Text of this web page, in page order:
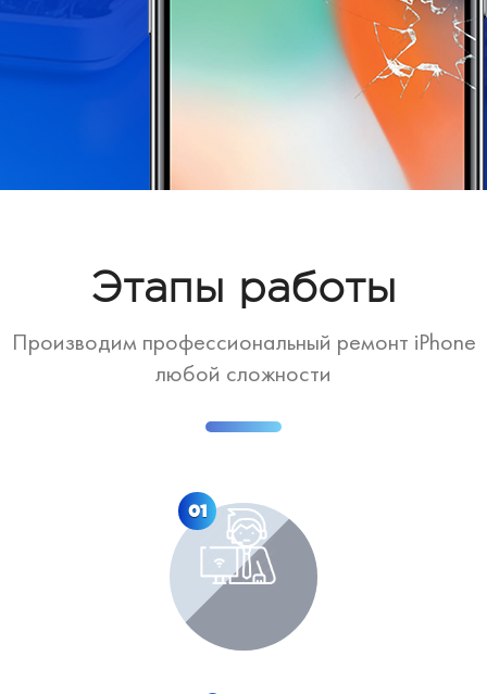
Этапы работы
Производим профессиональный ремонт iPhone
любой сложности
01